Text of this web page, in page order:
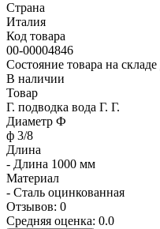
Страна
Италия
Код товара
00-00004846
Состояние товара на складе
В наличии
Товар
Г. подводка вода Г. Г.
Диаметр Ф
ф 3/8
Длина
- Длина 1000 мм
Материал
- Сталь оцинкованная
Отзывов: 0
Средняя оценка: 0.0